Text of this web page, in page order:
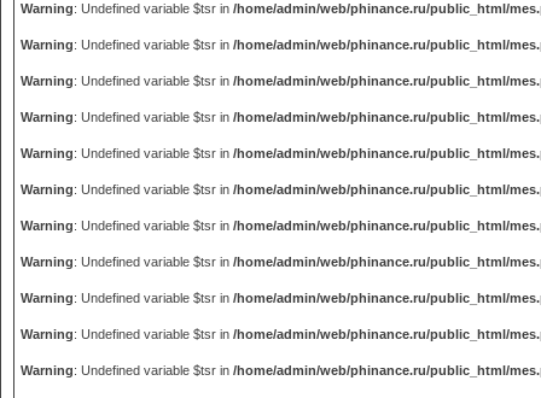
Warning: Undefined variable $tsr in /home/admin/web/phinance.ru/public_html/
Warning: Undefined variable $tsr in /home/admin/web/phinance.ru/public_html/
Warning: Undefined variable $tsr in /home/admin/web/phinance.ru/public_html/
Warning: Undefined variable $tsr in /home/admin/web/phinance.ru/public_html/
Warning: Undefined variable $tsr in /home/admin/web/phinance.ru/public_html/
Warning: Undefined variable $tsr in /home/admin/web/phinance.ru/public_html/
Warning: Undefined variable $tsr in /home/admin/web/phinance.ru/public_html/
Warning: Undefined variable $tsr in /home/admin/web/phinance.ru/public_html/
Warning: Undefined variable $tsr in /home/admin/web/phinance.ru/public_html/
Warning: Undefined variable $tsr in /home/admin/web/phinance.ru/public_html/
Warning: Undefined variable $tsr in /home/admin/web/phinance.ru/public_html/